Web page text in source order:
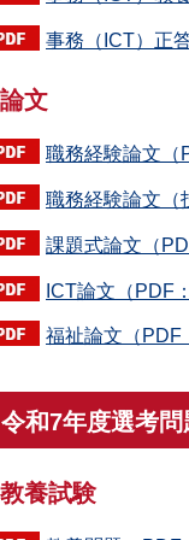
事務（ICT）正
論文
職務経験論文（
職務経験論文（
課題式論文（
ICT論文（PDF
福祉論文（PDF
令和7年度選考
教養試験